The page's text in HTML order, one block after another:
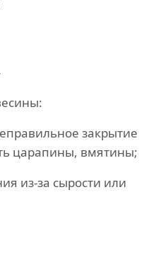
закрытие
царапины, вмятины;
из-за сырости или